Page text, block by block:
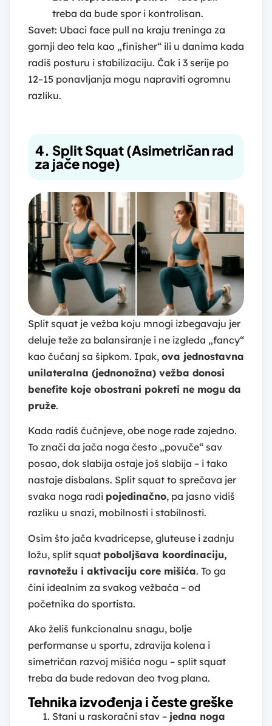
treba da bude spor i kontrolisan.
Savet: Ubaci face pull na kraju treninga za
gornji deo tela kao „finisher“ ili u danima kada
radiš posturu i stabilizaciju. Čak i 3 serije po
12–15 ponavljanja mogu napraviti ogromnu
razliku.
4. Split Squat (Asimetričan rad
za jače noge)
Split squat je vežba koju mnogi izbegavaju jer
deluje teže za balansiranje i ne izgleda „fancy“
kao čučanj sa šipkom. Ipak, ova jednostavna
unilateralna (jednonožna) vežba donosi
benefite koje obostrani pokreti ne mogu da
pruže.
Kada radiš čučnjeve, obe noge rade zajedno.
To znači da jača noga često „povuče“ sav
posao, dok slabija ostaje još slabija – i tako
nastaje disbalans. Split squat to sprečava jer
svaka noga radi pojedinačno, pa jasno vidiš
razliku u snazi, mobilnosti i stabilnosti.
Osim što jača kvadricepse, gluteuse i zadnju
ložu, split squat poboljšava koordinaciju,
ravnotežu i aktivaciju core mišića. To ga
čini idealnim za svakog vežbača – od
početnika do sportista.
Ako želiš funkcionalnu snagu, bolje
performanse u sportu, zdravija kolena i
simetričan razvoj mišića nogu – split squat
treba da bude redovan deo tvog plana.
Tehnika izvođenja i česte greške
Stani u raskoračni stav – jedna noga